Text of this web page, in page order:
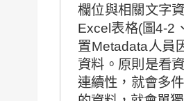
欄位與相關文字
Excel表格(圖4-2
置Metadata人員
資料。原則是看
連續性，就會多